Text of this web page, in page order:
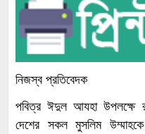
নিজস্ব প্রতিবেদক
পবিত্র ঈদুল আযহা উপলক্ষে
দেশের সকল মুসলিম